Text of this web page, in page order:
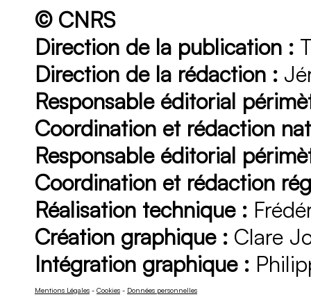
© CNRS
Direction de la publication :
Direction de la rédaction :
Responsable éditorial
Coordination et rédaction
Responsable éditorial
Coordination et rédaction
Réalisation technique :
Création graphique : Clare
Intégration graphique :
Mentions Légales - Cookies - Données personnelles